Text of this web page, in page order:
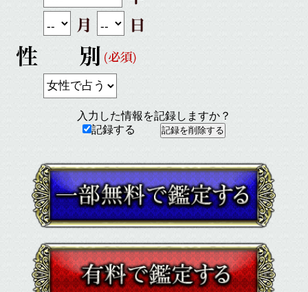
入力した情報を記録しますか？
記録する